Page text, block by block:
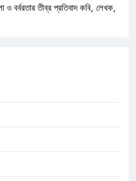
ও বর্বরতার তীব্র প্রতিবাদ কবি, লেখক,